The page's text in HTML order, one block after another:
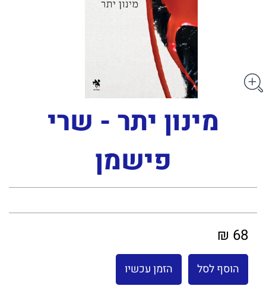
מינון יתר - שרי
פישמן
68 ₪
הוסף לסל הזמן עכשיו